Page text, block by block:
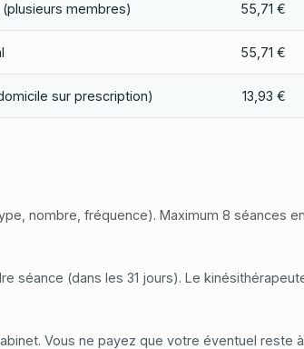
membres) 55,71 €
55,71 €
sur prescription) 13,93 €
nombre, fréquence). Maximum 8 séances
séance (dans les 31 jours). Le
Vous ne payez que votre éventuel reste